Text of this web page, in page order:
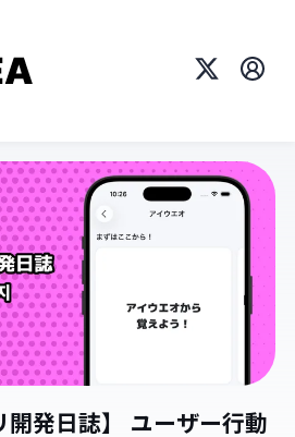
X プロ
開発日誌】 ユーザー行動